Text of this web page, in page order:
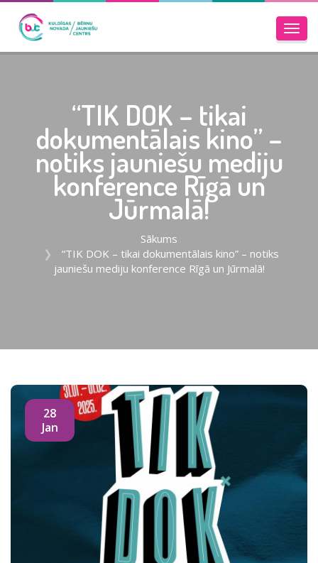
“TIK DOK – tikai
dokumentālais kino” –
notiks jauniešu mediju
konference Rīgā un
Jūrmalā!
Sākums
“TIK DOK – tikai dokumentālais kino” – notiks
jauniešu mediju konference Rīgā un Jūrmalā!
28
Jan